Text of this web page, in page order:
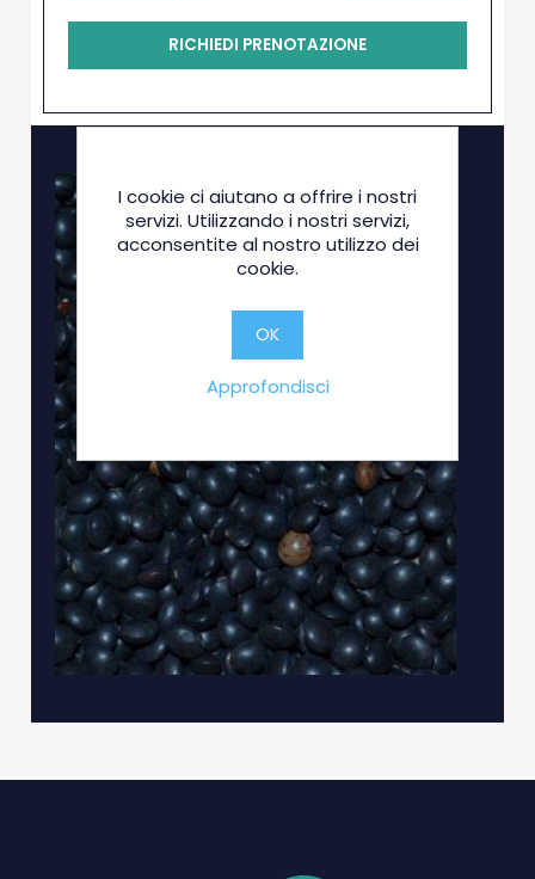
RICHIEDI PRENOTAZIONE
I cookie ci aiutano a offrire i nostri
servizi. Utilizzando i nostri servizi,
acconsentite al nostro utilizzo dei
cookie.
OK
Approfondisci